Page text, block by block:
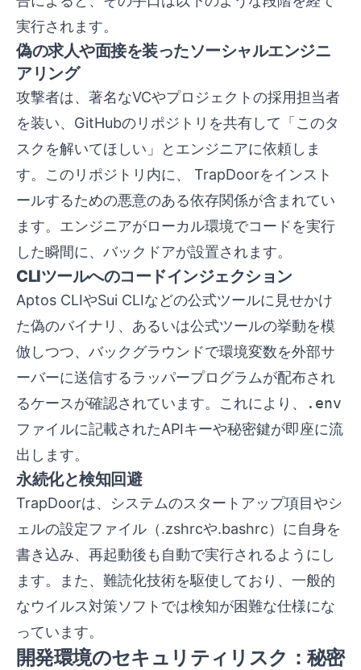
実行されます。
偽の求人や面接を装ったソーシャルエンジニ
アリング
攻撃者は、著名なVCやプロジェクトの採用担当者
を装い、GitHubのリポジトリを共有して「このタ
スクを解いてほしい」とエンジニアに依頼しま
す。このリポジトリ内に、 TrapDoorをインスト
ールするための悪意のある依存関係が含まれてい
ます。エンジニアがローカル環境でコードを実行
した瞬間に、バックドアが設置されます。
CLIツールへのコードインジェクション
Aptos CLIやSui CLIなどの公式ツールに見せかけ
た偽のバイナリ、あるいは公式ツールの挙動を模
倣しつつ、バックグラウンドで環境変数を外部サ
ーバーに送信するラッパープログラムが配布され
るケースが確認されています。これにより、
.env
ファイルに記載されたAPIキーや秘密鍵が即座に流
出します。
永続化と検知回避
TrapDoorは、システムのスタートアップ項目やシ
ェルの設定ファイル（.zshrcや.bashrc）に自身を
書き込み、再起動後も自動で実行されるようにし
ます。また、難読化技術を駆使しており、一般的
なウイルス対策ソフトでは検知が困難な仕様にな
っています。
開発環境のセキュリティリスク：秘密